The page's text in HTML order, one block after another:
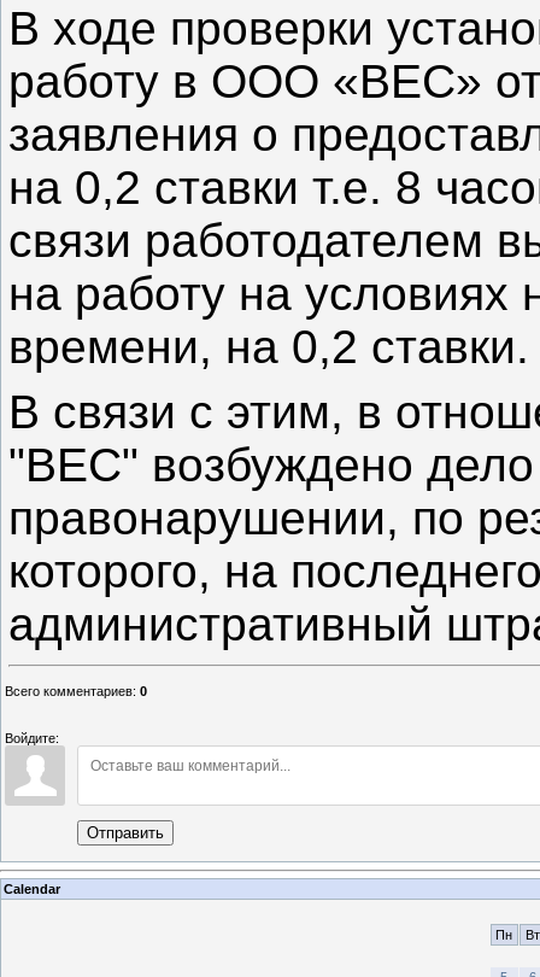
В ходе проверки
работу в ООО «ВЕС» от
заявления о
на 0,2 ставки т.е. 8
связи работодателем
на работу на условиях
времени, на 0,2 ставки.
В связи с этим, в
"ВЕС" возбуждено
правонарушении, по
которого, на
административный
Всего комментариев: 0
Войдите:
Отправить
Calendar
Пн Вт